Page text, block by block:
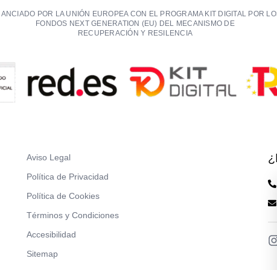
POR LA UNIÓN EUROPEA CON EL PROGRAMA KIT DIGITAL POR
FONDOS NEXT GENERATION (EU) DEL MECANISMO DE
RECUPERACIÓN Y RESILENCIA
Aviso Legal
Política de Privacidad
Política de Cookies
Términos y Condiciones
Accesibilidad
Sitemap